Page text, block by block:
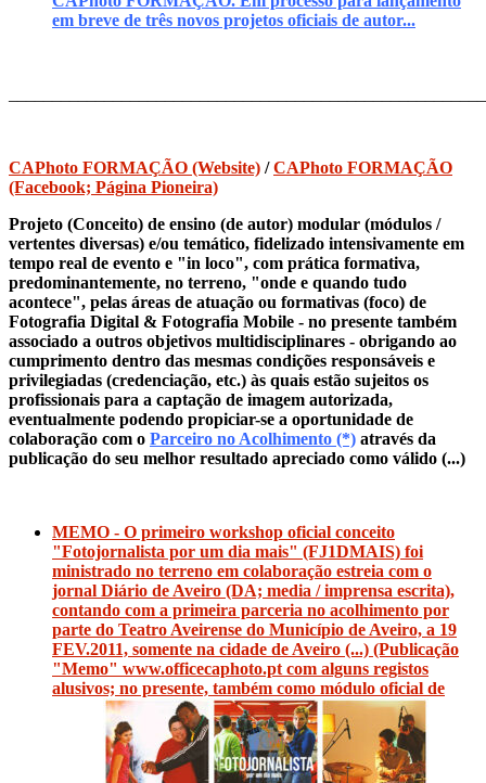
em breve de três novos projetos oficiais de autor...
CAPhoto FORMAÇÃO (Website) /CAPhoto FORMAÇÃO
(Facebook; Página Pioneira)
Projeto (Conceito) de ensino (de autor) modular (módulos /
vertentes diversas) e/ou temático, fidelizado intensivamente em
tempo real de evento e "in loco", com prática formativa,
predominantemente, no terreno, "onde e quando tudo
acontece", pelas áreas de atuação ou formativas (foco) de
Fotografia Digital & Fotografia Mobile - no presente também
associado a outros objetivos multidisciplinares - obrigando ao
cumprimento dentro das mesmas condições responsáveis e
privilegiadas (credenciação, etc.) às quais estão sujeitos os
profissionais para a captação de imagem autorizada,
eventualmente podendo propiciar-se a oportunidade de
colaboração com o Parceiro no Acolhimento (*) através da
publicação do seu melhor resultado apreciado como válido (...)
MEMO - O primeiro workshop oficial conceito
"Fotojornalista por um dia mais" (FJ1DMAIS) foi
ministrado no terreno em colaboração estreia com o
jornal Diário de Aveiro (DA; media / imprensa escrita),
contando com a primeira parceria no acolhimento por
parte do Teatro Aveirense do Município de Aveiro, a 19
FEV.2011, somente na cidade de Aveiro (...) (Publicação
"Memo" www.officecaphoto.pt com alguns registos
alusivos; no presente, também como módulo oficial de